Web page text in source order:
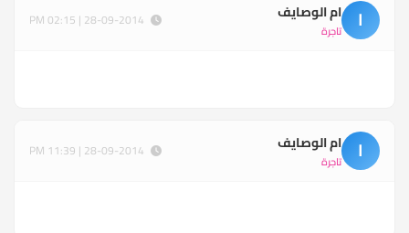
ا ام الوصايف
تاجرة
ا ام الوصايف
تاجرة